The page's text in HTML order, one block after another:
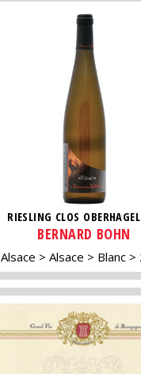
RIESLING CLOS
BERNARD BOHN
Alsace Alsace Blanc